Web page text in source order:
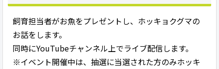
飼育担当者がお魚をプレゼントし、ホッキョクグマの
お話をします。
同時にYouTubeチャンネル上でライブ配信します。
※イベント開催中は、抽選に当選された方のみホッキ